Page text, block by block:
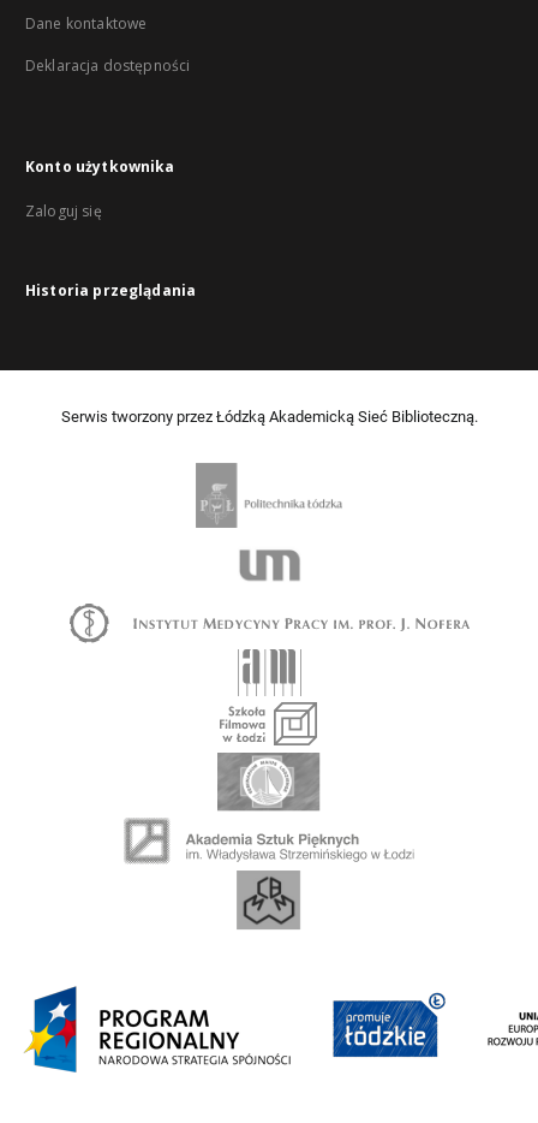
Dane kontaktowe
Deklaracja dostępności
Konto użytkownika
Zaloguj się
Historia przeglądania
Serwis tworzony przez Łódzką Akademicką Sieć Biblioteczną.